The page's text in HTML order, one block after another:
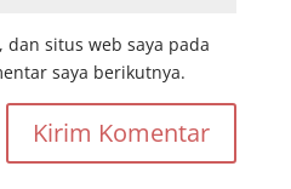
dan situs web saya pada
saya berikutnya.